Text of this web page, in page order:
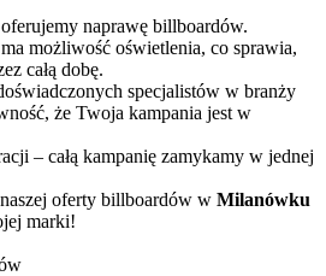
naprawę billboardów.
możliwość oświetlenia, co sprawia,
całą dobę.
specjalistów w branży
że Twoja kampania jest w
– całą kampanię zamykamy w jednej
oferty billboardów w Milanówku
marki!